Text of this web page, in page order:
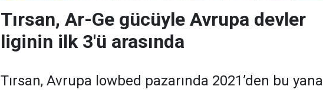
Tırsan, Ar-Ge gücüyle Avrupa devler
liginin ilk 3'ü arasında
Tırsan, Avrupa lowbed pazarında 2021’den bu yana